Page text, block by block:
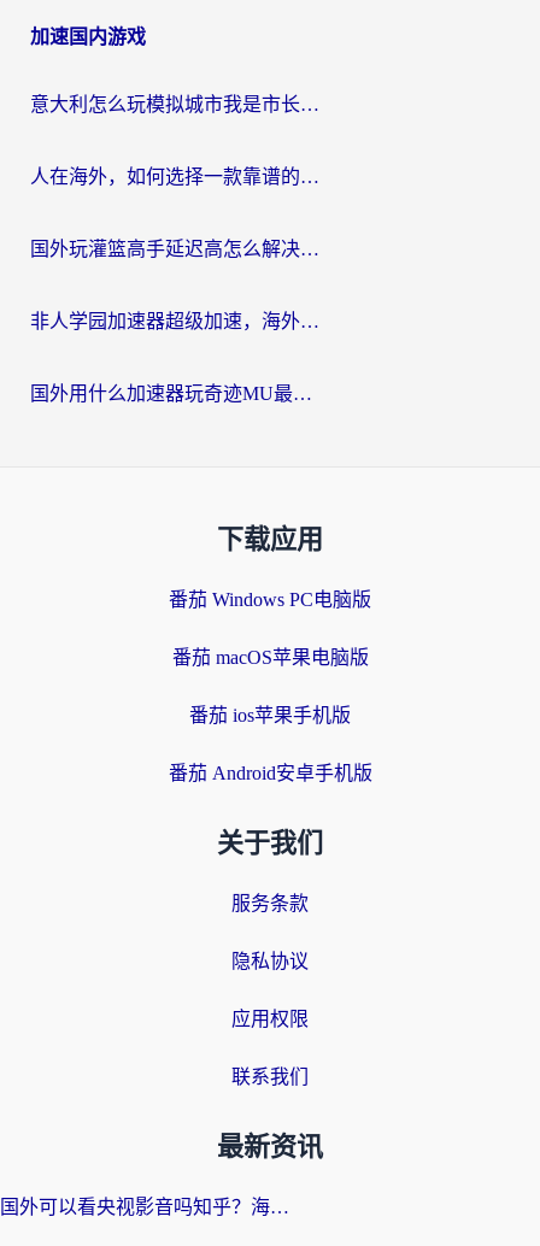
加速国内游戏
意大利怎么玩模拟城市我是市长？海外党国服游戏加速终极攻略（附三国3量子特攻解决办法）
人在海外，如何选择一款靠谱的玩剑灵2加速器？
国外玩灌篮高手延迟高怎么解决？海外玩家国服游戏加速终极指南
非人学园加速器超级加速，海外玩家重返国服的通行证
国外用什么加速器玩奇迹MU最好？2026海外玩家国服游戏加速全攻略
下载应用
番茄 Windows PC电脑版
番茄 macOS苹果电脑版
番茄 ios苹果手机版
番茄 Android安卓手机版
关于我们
服务条款
隐私协议
应用权限
联系我们
最新资讯
国外可以看央视影音吗知乎？海外党亲测有效的回国加速方案